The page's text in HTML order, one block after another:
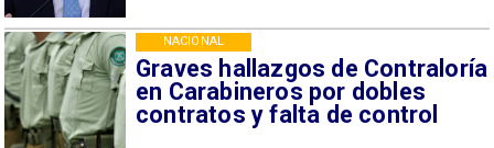
Graves hallazgos de Contraloría
en Carabineros por dobles
contratos y falta de control
NACIONAL